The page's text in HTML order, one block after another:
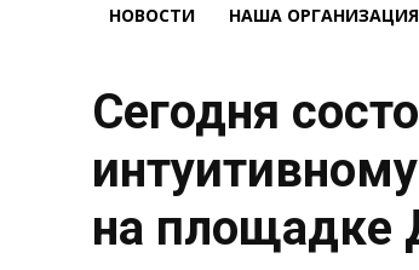
НОВОСТИ НАША ОРГАНИЗАЦИЯ
Сегодня
на площадке